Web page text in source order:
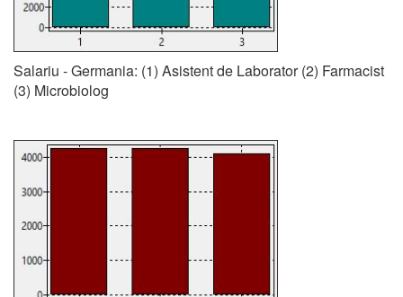
Salariu - Germania: (1) Asistent de Laborator (2) Farmacist
(3) Microbiolog